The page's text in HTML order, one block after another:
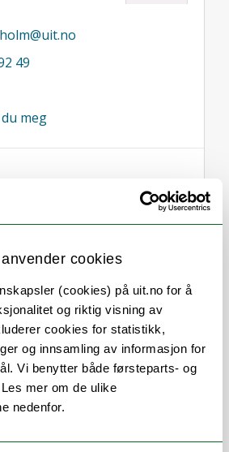
cookies
(cookies) på uit.no for å
og riktig visning av
cookies for statistikk,
og innsamling av informasjon for
Vi benytter både førsteparts- og
mer om de ulike
nedenfor.
49
meg
ansvar for Bachelor i fysikk